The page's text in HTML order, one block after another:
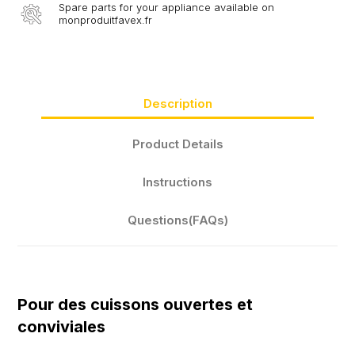
Spare parts for your appliance available on
monproduitfavex.fr
Description
Product Details
Instructions
Questions(FAQs)
Pour des cuissons ouvertes et
conviviales